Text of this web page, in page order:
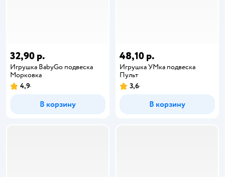
32,90 р.
Игрушка BabyGo подвеска
Морковка
4,9
В корзину
48,10 р.
Игрушка УМка подвеска
Пульт
3,6
В корзину